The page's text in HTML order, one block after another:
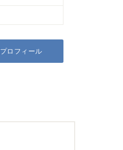
ロフィール